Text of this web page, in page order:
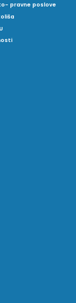
pravne poslove